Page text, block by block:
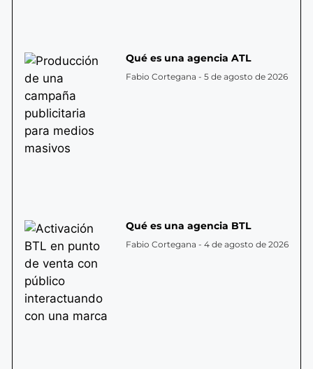
Qué es una agencia ATL
Fabio Cortegana 5 de agosto de 2026
Qué es una agencia BTL
Fabio Cortegana 4 de agosto de 2026